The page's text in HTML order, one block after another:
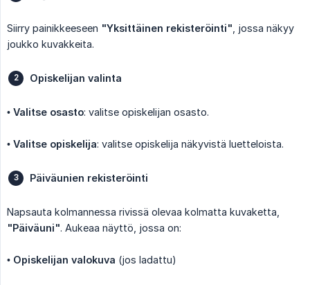
Siirry painikkeeseen "Yksittäinen rekisteröinti" , jossa näkyy
joukko kuvakkeita.
Opiskelijan valinta
• Valitse osasto: valitse opiskelijan osasto.
• Valitse opiskelija: valitse opiskelija näkyvistä luetteloista.
Päiväunien rekisteröinti
Napsauta kolmannessa rivissä olevaa kolmatta kuvaketta,
"Päiväuni". Aukeaa näyttö, jossa on:
• Opiskelijan valokuva (jos ladattu)